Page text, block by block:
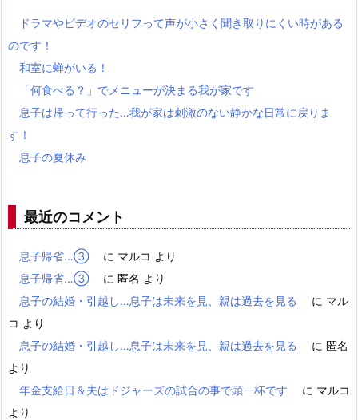
ドラマやビデオのセリフって声が小さく聞き取りにくい時がある
のです！
和室に蝉がいる！
「何食べる？」でメニューが決まる我が家です
息子は帰って行った…我が家は刺激のない静かな日常に戻りま
す！
息子の夏休み
最近のコメント
息子帰省…③ に マルコ より
息子帰省…③
に 匿名 より
息子の結婚・引越し…息子は未来を見、親は過去を見る
に マル
コ より
息子の結婚・引越し…息子は未来を見、親は過去を見る
に 匿名
より
年金支給日＆夫はドジャーズの試合の事で頭一杯です
に マルコ
より